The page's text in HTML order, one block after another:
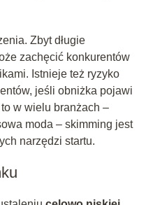
Zbyt długie
zachęcić konkurentów
Istnieje też ryzyko
jeśli obniżka pojawi
w wielu branżach –
moda – skimming jest
narzędzi startu.